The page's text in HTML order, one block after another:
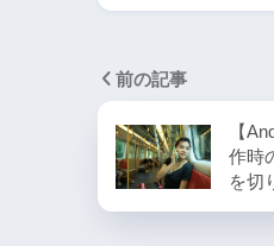
前の記事
【
作時
を切